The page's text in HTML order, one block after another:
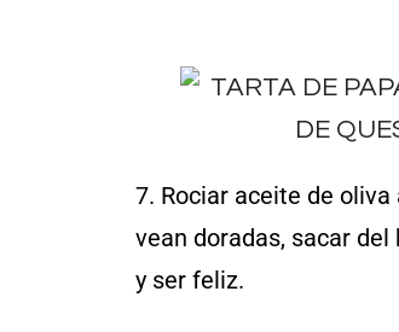
7. Rociar aceite de
vean doradas, sacar
y ser feliz.